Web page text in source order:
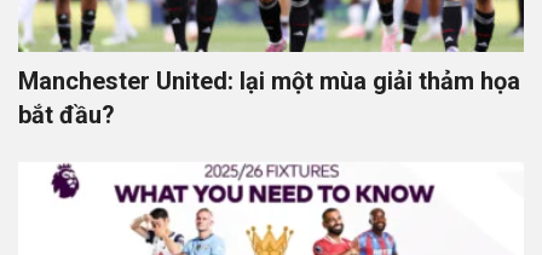
Manchester United: lại một mùa giải thảm họa
bắt đầu?